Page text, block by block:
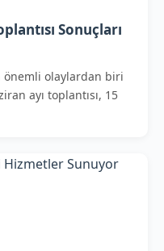
Sonuçları
olaylardan biri
ayı toplantısı, 15